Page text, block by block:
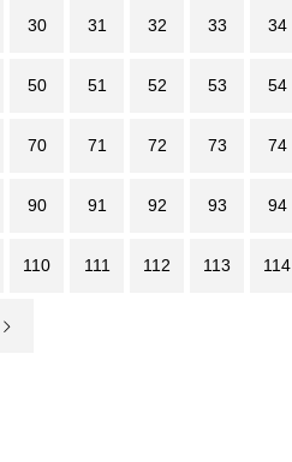
30 31 32 33 34
50 51 52 53 54
70 71 72 73 74
90 91 92 93 94
110 111 112 113 114